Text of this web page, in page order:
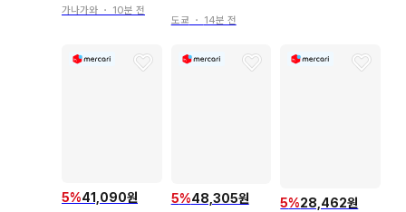
가나가와 ・ 10분 전
(먼작귀) 모몽가
도쿄 ・ 14분 전
5%41,090원 5%48,305원 5%28,462원